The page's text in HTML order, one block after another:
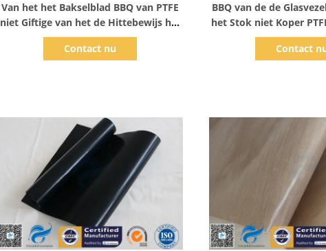
Van het het Bakselblad BBQ van PTFE
niet Giftige van het de Hittebewijs het
Siliconemat
Contact nu
BBQ van de de
het Stok niet Koper
bedekte het
Contact